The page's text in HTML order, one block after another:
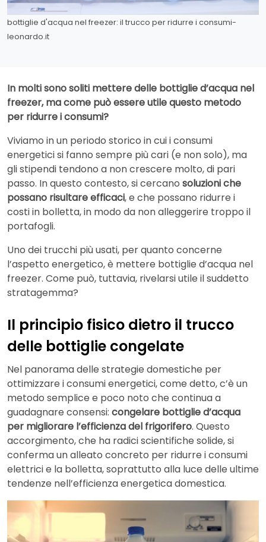
bottiglie d'acqua nel freezer: il trucco per ridurre i consumi-
leonardo.it
In molti sono soliti mettere delle bottiglie d’acqua nel
freezer, ma come può essere utile questo metodo
per ridurre i consumi?
Viviamo in un periodo storico in cui i consumi
energetici si fanno sempre più cari (e non solo), ma
gli stipendi tendono a non crescere molto, di pari
passo. In questo contesto, si cercano soluzioni che
possano risultare efficaci, e che possano ridurre i
costi in bolletta, in modo da non alleggerire troppo il
portafogli.
Uno dei trucchi più usati, per quanto concerne
l’aspetto energetico, è mettere bottiglie d’acqua nel
freezer. Come può, tuttavia, rivelarsi utile il suddetto
stratagemma?
Il principio fisico dietro il trucco
delle bottiglie congelate
Nel panorama delle strategie domestiche per
ottimizzare i consumi energetici, come detto, c’è un
metodo semplice e poco noto che continua a
guadagnare consensi: congelare bottiglie d’acqua
per migliorare l’efficienza del frigorifero. Questo
accorgimento, che ha radici scientifiche solide, si
conferma un alleato concreto per ridurre i consumi
elettrici e la bolletta, soprattutto alla luce delle ultime
tendenze nell’efficienza energetica domestica.